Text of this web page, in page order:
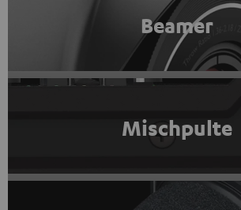
Beamer
Mischpulte